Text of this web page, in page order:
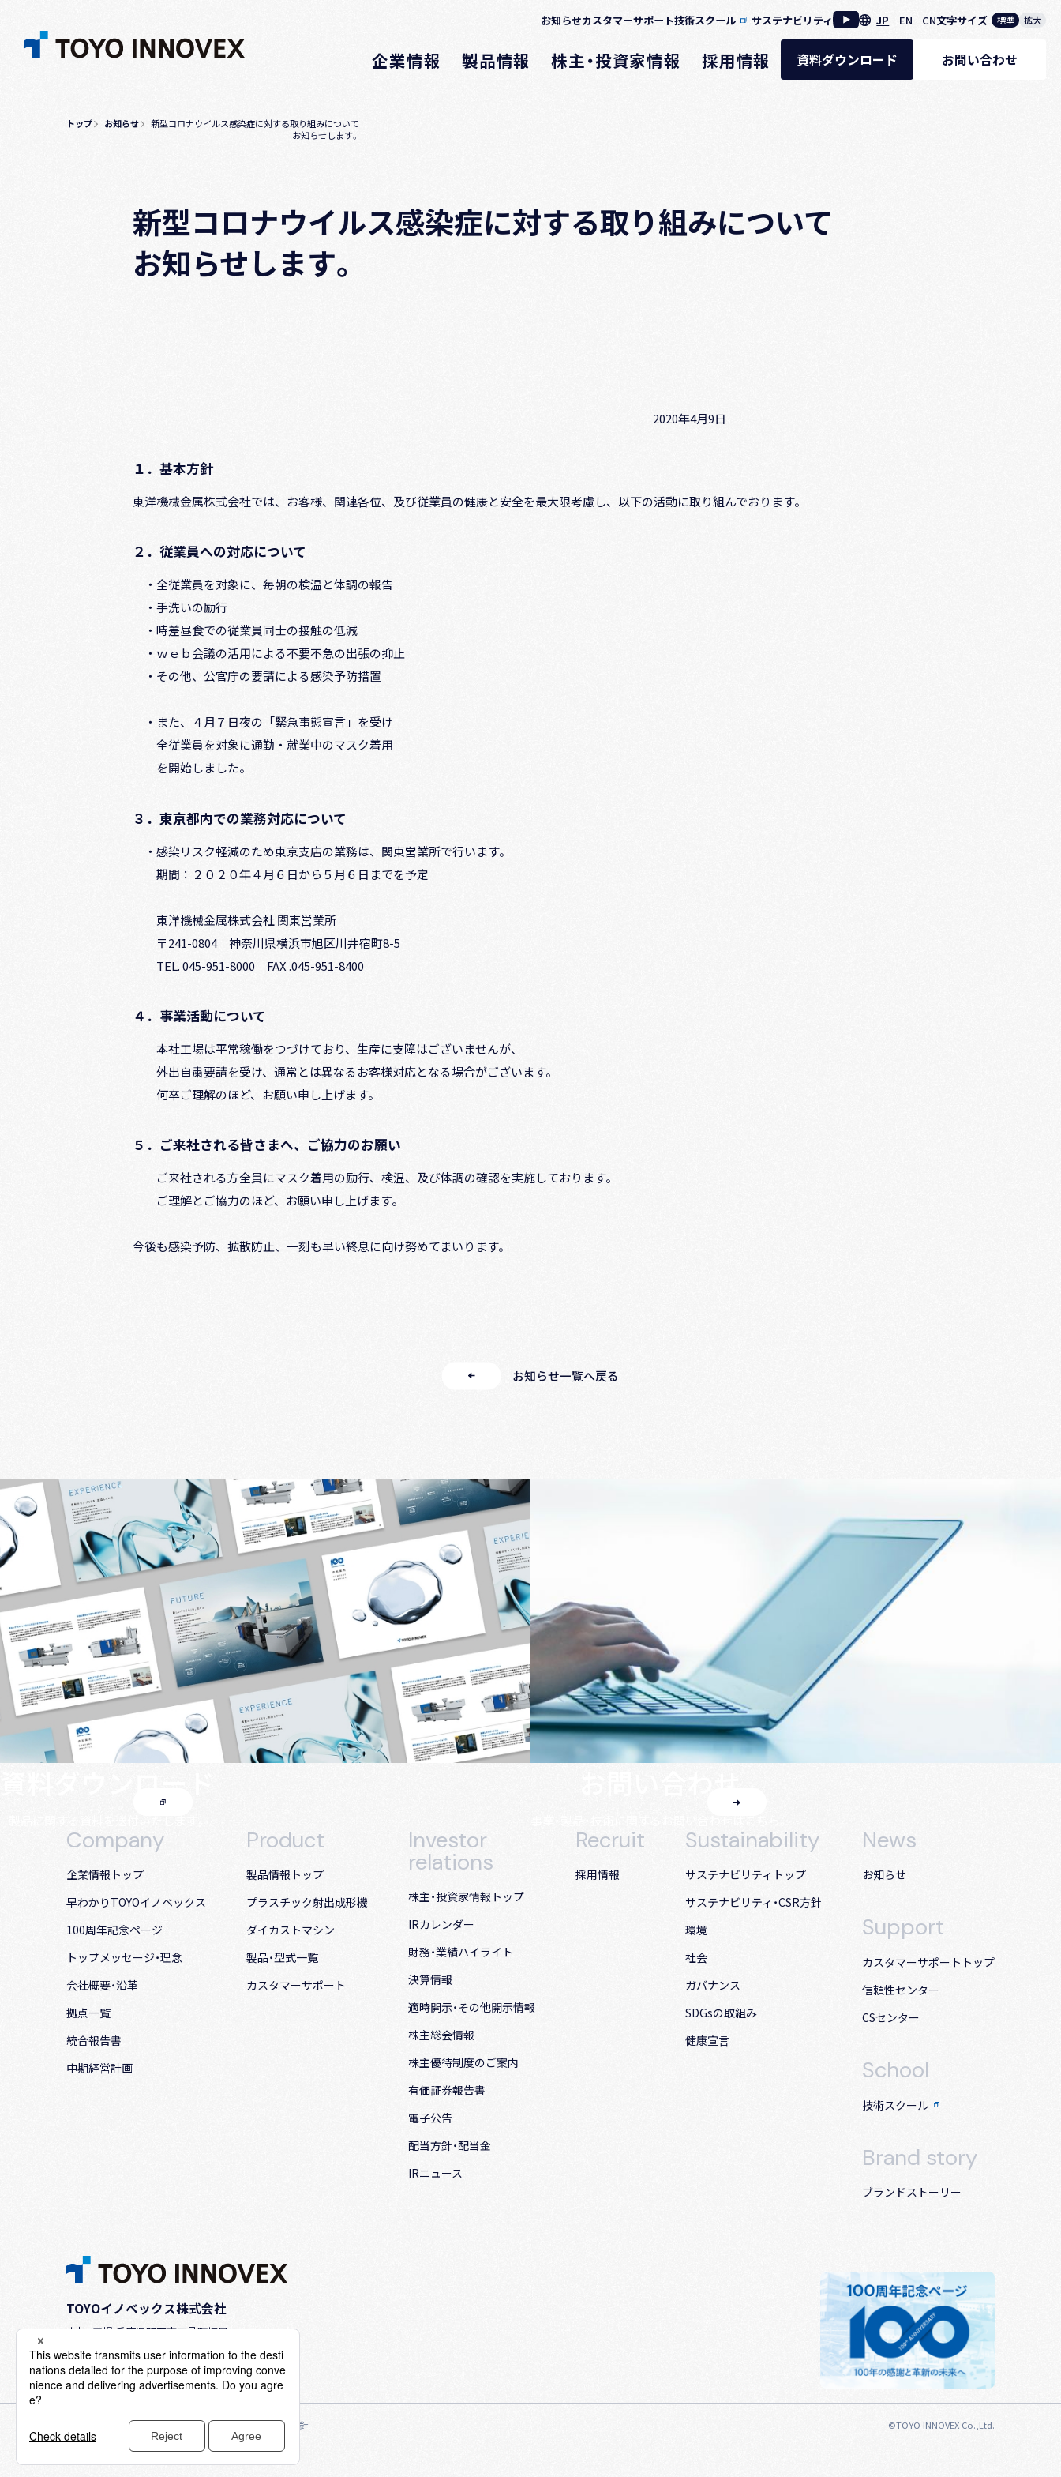
お知らせカスタマーサポート技術スクール サステナビリティ JP EN CN文字サイズ 標準 拡大
企業情報 製品情報 株主・投資家情報 採用情報 資料ダウンロード お問い合わせ
トップ お知らせ
新型コロナウイルス感染症に対する取り組みについて
お知らせします。
新型コロナウイルス感染症に対する取り組みについて
お知らせします。
2020年4月9日
１．基本方針
東洋機械金属株式会社では、お客様、関連各位、及び従業員の健康と安全を最大限考慮し、以下の活動に取り組んでおります。
２．従業員への対応について
・全従業員を対象に、毎朝の検温と体調の報告
・手洗いの励行
・時差昼食での従業員同士の接触の低減
・ｗｅｂ会議の活用による不要不急の出張の抑止
・その他、公官庁の要請による感染予防措置
・また、４月７日夜の「緊急事態宣言」を受け
全従業員を対象に通勤・就業中のマスク着用
を開始しました。
３．東京都内での業務対応について
・感染リスク軽減のため東京支店の業務は、関東営業所で行います。
期間：２０２０年４月６日から５月６日までを予定
東洋機械金属株式会社 関東営業所
〒241-0804 神奈川県横浜市旭区川井宿町8-5
TEL. 045-951-8000 FAX .045-951-8400
４．事業活動について
本社工場は平常稼働をつづけており、生産に支障はございませんが、
外出自粛要請を受け、通常とは異なるお客様対応となる場合がございます。
何卒ご理解のほど、お願い申し上げます。
５．ご来社される皆さまへ、ご協力のお願い
ご来社される方全員にマスク着用の励行、検温、及び体調の確認を実施しております。
ご理解とご協力のほど、お願い申し上げます。
今後も感染予防、拡散防止、一刻も早い終息に向け努めてまいります。
お知らせ一覧へ戻る
Company
企業情報トップ
早わかりTOYOイノベックス
100周年記念ページ
トップメッセージ・理念
会社概要・沿革
拠点一覧
統合報告書
中期経営計画
Product
製品情報トップ
プラスチック射出成形機
ダイカストマシン
製品・型式一覧
カスタマーサポート
Investor
relations
株主・投資家情報トップ
IRカレンダー
財務・業績ハイライト
決算情報
適時開示・その他開示情報
株主総会情報
株主優待制度のご案内
有価証券報告書
電子公告
配当方針・配当金
IRニュース
Recruit
採用情報
Sustainability
サステナビリティトップ
サステナビリティ・CSR方針
環境
社会
ガバナンス
SDGsの取組み
健康宣言
News
お知らせ
Support
カスタマーサポート トップ
信頼性センター
CSセンター
School
技術スクール
Brand story
ブランドストーリー
TOYOイノベックス株式会社
本社・工場:兵庫県明石市二見町福里523-1
TEL.（078）942-2345
個人情報保護方針クッキー使用についてアクセシビリティ方針 ©TOYO INNOVEX Co.,Ltd.